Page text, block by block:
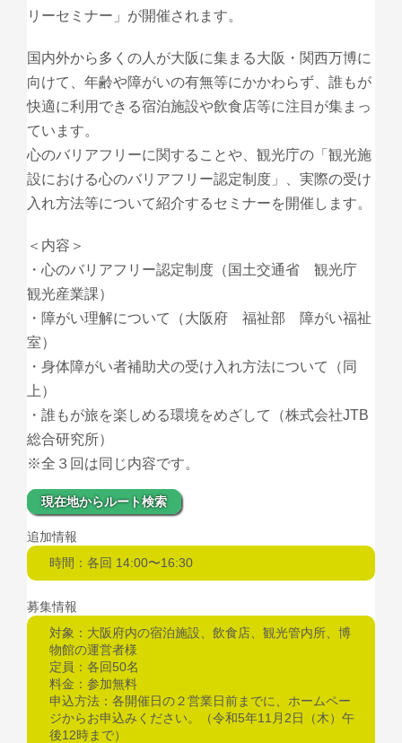
リーセミナー」が開催されます。
国内外から多くの人が大阪に集まる大阪・関西万博に
向けて、年齢や障がいの有無等にかかわらず、誰もが
快適に利用できる宿泊施設や飲食店等に注目が集まっ
ています。
心のバリアフリーに関することや、観光庁の「観光施
設における心のバリアフリー認定制度」、実際の受け
入れ方法等について紹介するセミナーを開催します。
＜内容＞
・心のバリアフリー認定制度（国土交通省 観光庁
観光産業課）
・障がい理解について（大阪府 福祉部 障がい福祉
室）
・身体障がい者補助犬の受け入れ方法について（同
上）
・誰もが旅を楽しめる環境をめざして（株式会社JTB
総合研究所）
※全３回は同じ内容です。
現在地からルート検索
追加情報
時間：各回 14:00〜16:30
募集情報
対象：大阪府内の宿泊施設、飲食店、観光管内所、博
物館の運営者様
定員：各回50名
料金：参加無料
申込方法：各開催日の２営業日前までに、ホームペー
ジからお申込みください。（令和5年11月2日（木）午
後12時まで）